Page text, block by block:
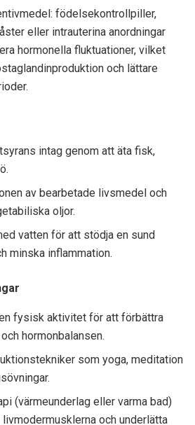
födelsekontrollpiller,
eller intrauterina anordningar
hormonella fluktuationer, vilket
och lättare
intag genom att äta fisk,
av bearbetade livsmedel och
oljor.
vatten för att stödja en sund
minska inflammation.
fysisk aktivitet för att förbättra
hormonbalansen.
som yoga, meditation
(värmeunderlag eller varma bad)
och underlätta